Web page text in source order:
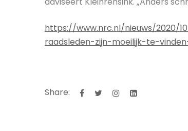
https://www.nrc.nl/nieuws/2020/
raadsleden-zijn-moeilijk-te-
Share: